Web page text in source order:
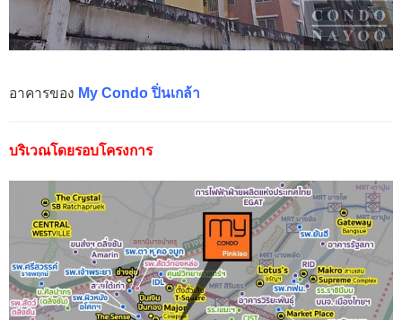
อาคารของ My Condo ปิ่นเกล้า
บริเวณโดยรอบโครงการ